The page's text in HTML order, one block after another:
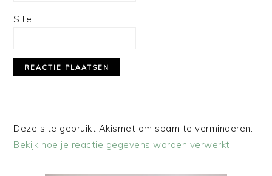
Site
Deze site gebruikt Akismet om spam te verminderen.
Bekijk hoe je reactie gegevens worden verwerkt.